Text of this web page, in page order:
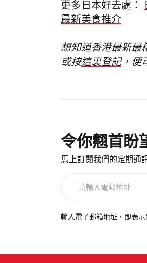
更多日本好去處：
最新美食推介
想知道香港最新最
或按這裏登記，便
令你翹首盼
馬上訂閱我們的定期通
電
輸入電子郵箱地址，即表示